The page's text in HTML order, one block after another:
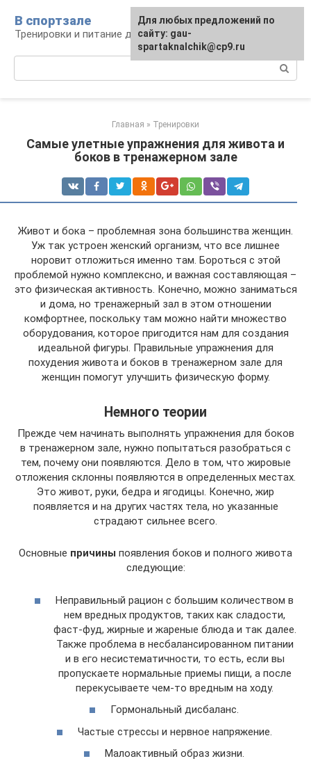
контенту
В спортзале
Тренировки и питание для здоровья
Главная » Тренировки
Самые улетные упражнения для живота и
боков в тренажерном зале
Живот и бока – проблемная зона большинства женщин.
Уж так устроен женский организм, что все лишнее
норовит отложиться именно там. Бороться с этой
проблемой нужно комплексно, и важная составляющая –
это физическая активность. Конечно, можно заниматься
и дома, но тренажерный зал в этом отношении
комфортнее, поскольку там можно найти множество
оборудования, которое пригодится нам для создания
идеальной фигуры. Правильные упражнения для
похудения живота и боков в тренажерном зале для
женщин помогут улучшить физическую форму.
Немного теории
Прежде чем начинать выполнять упражнения для боков
в тренажерном зале, нужно попытаться разобраться с
тем, почему они появляются. Дело в том, что жировые
отложения склонны появляются в определенных местах.
Это живот, руки, бедра и ягодицы. Конечно, жир
появляется и на других частях тела, но указанные
страдают сильнее всего.
Основные причины появления боков и полного живота
следующие:
Неправильный рацион с большим количеством в
нем вредных продуктов, таких как сладости,
фаст-фуд, жирные и жареные блюда и так далее.
Также проблема в несбалансированном питании
и в его несистематичности, то есть, если вы
пропускаете нормальные приемы пищи, а после
перекусываете чем-то вредным на ходу.
Гормональный дисбаланс.
Частые стрессы и нервное напряжение.
Малоактивный образ жизни.
Для любых предложений по
сайту: gau-
spartaknalchik@cp9.ru